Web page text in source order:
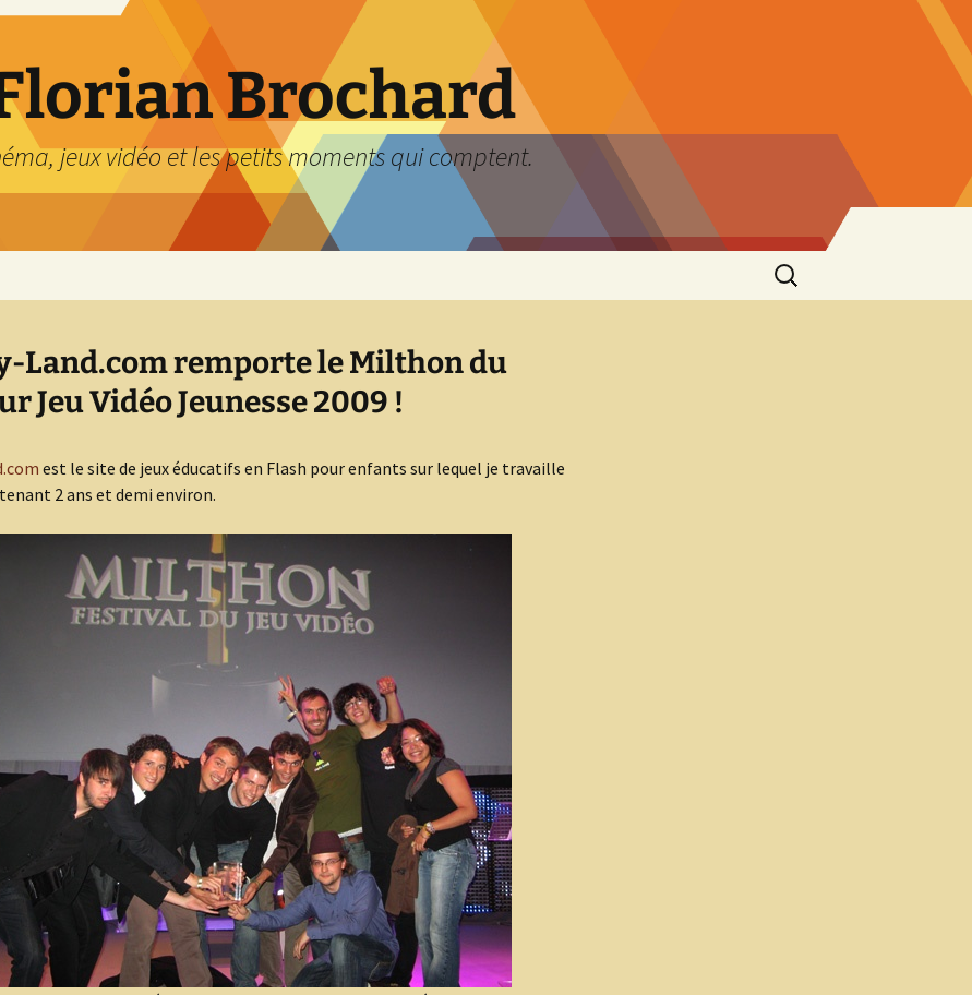
Brochard
jeux vidéo et les petits moments qui comptent.
Rechercher :
Land.com remporte le Milthon du
Jeu Vidéo Jeunesse 2009 !
est le site de jeux éducatifs en Flash pour enfants sur lequel je travaille
2 ans et demi environ.